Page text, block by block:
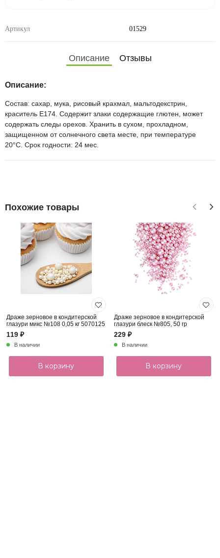
Артикул 01529
Описание Отзывы
Описание:
Состав: сахар, мука, рисовый крахмал, мальтодекстрин,
краситель Е174. Содержит злаки содержащие глютен, может
содержать следы орехов. Хранить в сухом, прохладном,
защищенном от солнечного света месте, при температуре
20°C. Срок годности: 24 мес.
Похожие товары
Драже зерновое в кондитерской
глазури микс №108 0,05 кг 5070125
119 ₽
В наличии
В корзину
Драже зерновое в кондитерской
глазури блеск №805, 50 гр
229 ₽
В наличии
В корзину